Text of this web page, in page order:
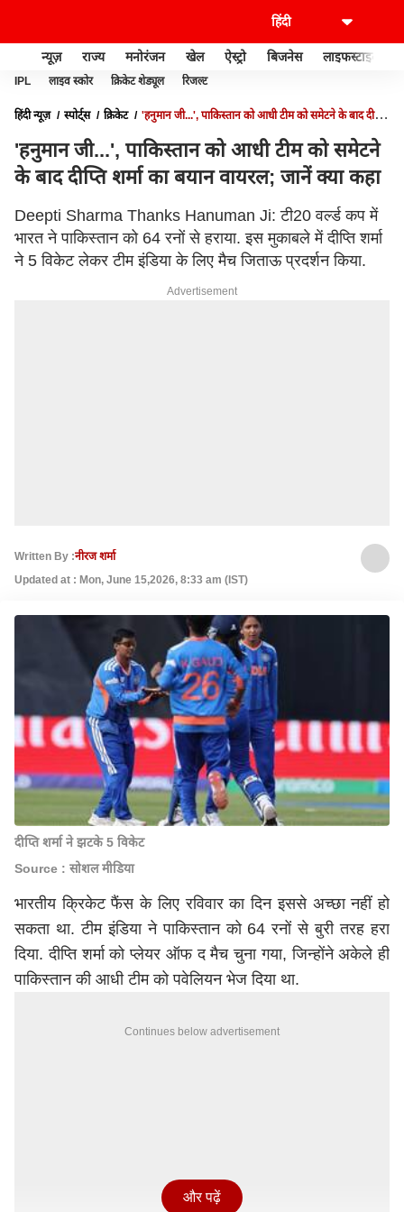
न्यूज़ राज्य मनोरंजन खेल ऐस्ट्रो बिजनेस लाइफस्टाइल
IPL लाइव स्कोर क्रिकेट शेड्यूल रिजल्ट
हिंदी न्यूज़ स्पोर्ट्स क्रिकेट
'हनुमान जी...', पाकिस्तान को आधी टीम को समेटने के बाद दीप्ति
'हनुमान जी...', पाकिस्तान को आधी टीम को समेटने
के बाद दीप्ति शर्मा का बयान वायरल; जानें क्या कहा
Deepti Sharma Thanks Hanuman Ji: टी20 वर्ल्ड कप में
भारत ने पाकिस्तान को 64 रनों से हराया. इस मुकाबले में दीप्ति शर्मा
ने 5 विकेट लेकर टीम इंडिया के लिए मैच जिताऊ प्रदर्शन किया.
Advertisement
Written By :नीरज शर्मा
Updated at : Mon, June 15,2026, 8:33 am (IST)
दीप्ति शर्मा ने झटके 5 विकेट
Source : सोशल मीडिया
भारतीय क्रिकेट फैंस के लिए रविवार का दिन इससे अच्छा नहीं हो
सकता था. टीम इंडिया ने पाकिस्तान को 64 रनों से बुरी तरह हरा
दिया. दीप्ति शर्मा को प्लेयर ऑफ द मैच चुना गया, जिन्होंने अकेले ही
पाकिस्तान की आधी टीम को पवेलियन भेज दिया था.
Continues below advertisement
और पढ़ें